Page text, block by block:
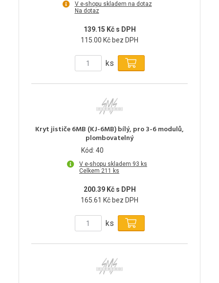
V e-shopu skladem na dotaz
Na dotaz
139.15 Kč s DPH
115.00 Kč bez DPH
ks
Kryt jističe 6MB (KJ-6MB) bílý, pro 3-6 modulů,
plombovatelný
Kód: 40
V e-shopu skladem 93 ks
Celkem 211 ks
200.39 Kč s DPH
165.61 Kč bez DPH
ks